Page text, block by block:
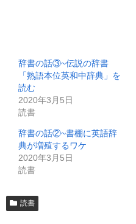
辞書の話③~伝説の辞書
「熟語本位英和中辞典」を
読む
2020年3月5日
読書
辞書の話②~書棚に英語辞
典が増殖するワケ
2020年3月5日
読書
読書